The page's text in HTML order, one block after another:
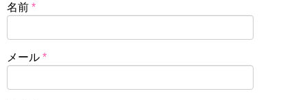
名前 *
メール *